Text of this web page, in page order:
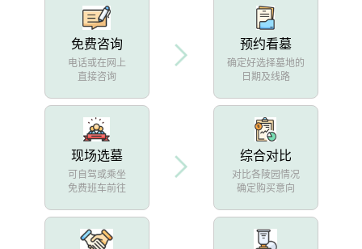
免费咨询
电话或在网上
直接咨询
预约看墓
确定好选择墓地的
日期及线路
现场选墓
可自驾或乘坐
免费班车前往
综合对比
对比各陵园情况
确定购买意向